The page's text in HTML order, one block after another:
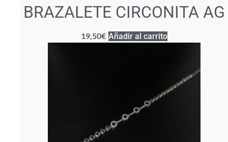
BRAZALETE CIRCONITA AG
19,50€ Añadir al carrito